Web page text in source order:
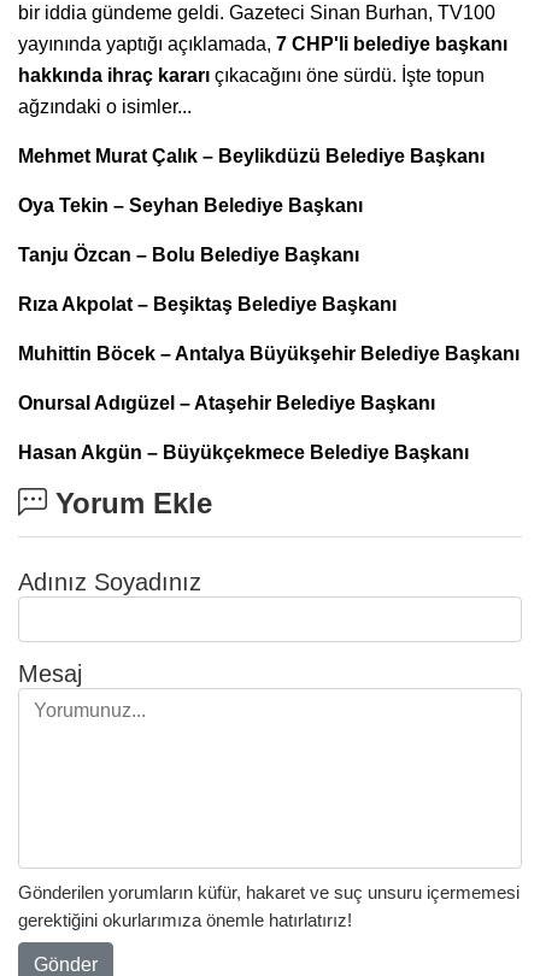
bir iddia gündeme geldi. Gazeteci Sinan Burhan, TV100
yayınında yaptığı açıklamada, 7 CHP'li belediye başkanı
hakkında ihraç kararı çıkacağını öne sürdü. İşte topun
ağzındaki o isimler...
Mehmet Murat Çalık – Beylikdüzü Belediye Başkanı
Oya Tekin – Seyhan Belediye Başkanı
Tanju Özcan – Bolu Belediye Başkanı
Rıza Akpolat – Beşiktaş Belediye Başkanı
Muhittin Böcek – Antalya Büyükşehir Belediye Başkanı
Onursal Adıgüzel – Ataşehir Belediye Başkanı
Hasan Akgün – Büyükçekmece Belediye Başkanı
Yorum Ekle
Adınız Soyadınız
Mesaj
Gönderilen yorumların küfür, hakaret ve suç unsuru içermemesi
gerektiğini okurlarımıza önemle hatırlatırız!
Gönder